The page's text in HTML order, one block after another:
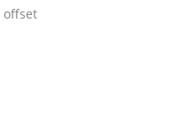
offset